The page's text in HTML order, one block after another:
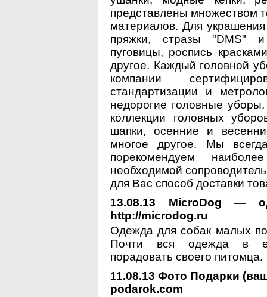
представлены множеством
материалов. Для
пряжки, стразы "DMS"
пуговицы, роспись
другое. Каждый головной
компании
стандартизации и
недорогие головные
коллекции головных
шапки, осенние и
многое другое. Мы
порекомендуем
необходимой
для Вас способ доставки
13.08.13 MicroDog —
http://microdog.ru
Одежда для собак малых
Почти вся одежда в
порадовать своего питомца.
11.08.13 Фото Подарки
podarok.com